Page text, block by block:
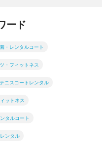
ード
・レンタルコート
・フィットネス
ニスコートレンタル
ットネス
タルコート
ンタル